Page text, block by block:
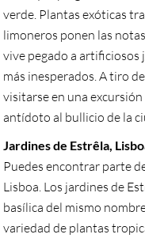
verde. Plantas exóticas
limoneros ponen las
vive pegado a artificiosos
más inesperados. A tiro
visitarse en una
antídoto al bullicio de la
Jardines de Estrêla,
Puedes encontrar parte
Lisboa. Los jardines de
basílica del mismo
variedad de plantas